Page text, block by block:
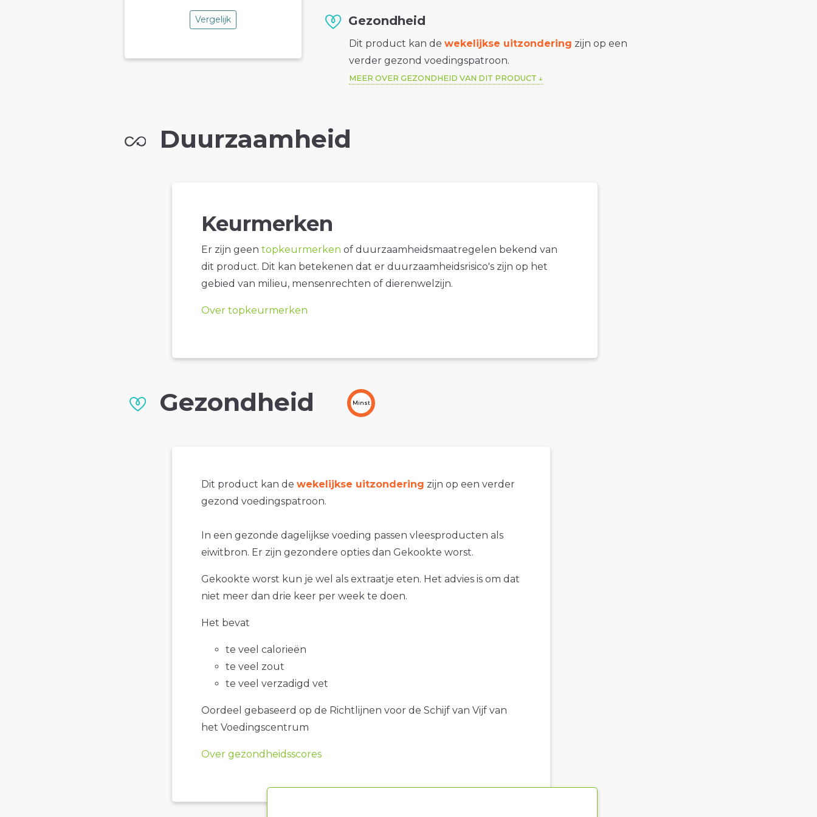
Vergelijk Gezondheid
Dit product kan dewekelijkse uitzondering zijn op een
verder gezond voedingspatroon.
MEER OVER GEZONDHEID VAN DIT PRODUCT
Duurzaamheid
Keurmerken
Er zijn geen topkeurmerken of duurzaamheidsmaatregelen bekend van
dit product. Dit kan betekenen dat er duurzaamheidsrisico's zijn op het
gebied van milieu, mensenrechten of dierenwelzijn.
Over topkeurmerken
Gezondheid Minst
Dit product kan de wekelijkse uitzondering zijn op een verder
gezond voedingspatroon.
In een gezonde dagelijkse voeding passen vleesproducten als
eiwitbron. Er zijn gezondere opties dan Gekookte worst.
Gekookte worst kun je wel als extraatje eten. Het advies is om dat
niet meer dan drie keer per week te doen.
Het bevat
te veel calorieën
te veel zout
te veel verzadigd vet
Oordeel gebaseerd op de Richtlijnen voor de Schijf van Vijf van
het Voedingscentrum
Over gezondheidsscores